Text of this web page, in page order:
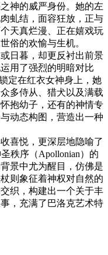
神的威严身份。她的左
虬结，面容狂放，正与
天真烂漫、正在嬉戏玩
俗的欢愉与生机。
日暮，却更反衬出前景
用了强烈的明暗对比
定在红衣女神身上，她
多侍从、猎犬以及满载
抱幼子，还有的神情专
动态构图，营造出一种
喜悦，更深层地隐喻了
秩序（Apollonian）的
景中尤为醒目，仿佛是
则象征着神权对自然的
织，构建出一个关于丰
，充满了巴洛克艺术特